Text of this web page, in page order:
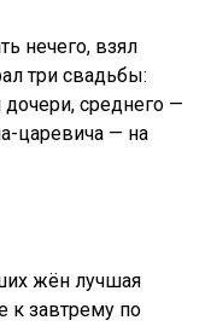
нечего, взял
три свадьбы:
среднего —
царевича — на
жён лучшая
к завтрему по